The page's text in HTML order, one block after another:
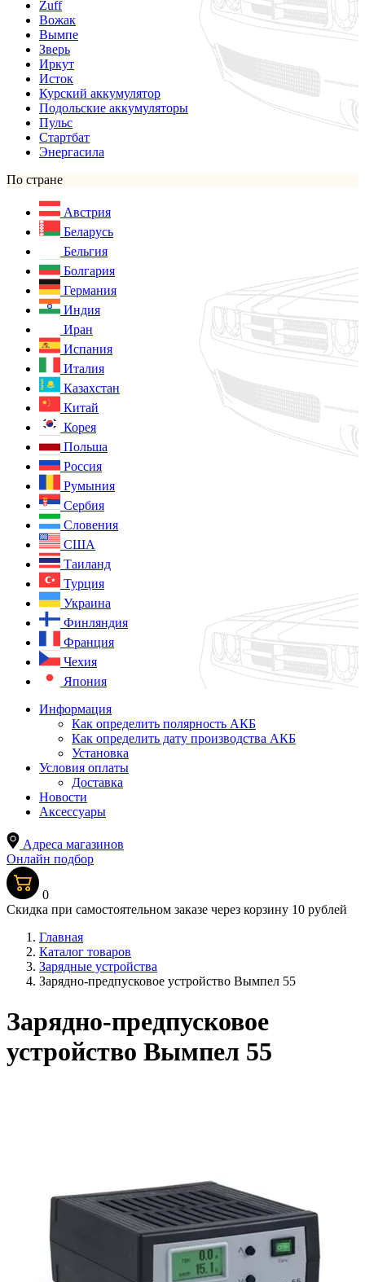
Zuff
Вожак
Вымпе
Зверь
Иркут
Исток
Курский аккумулятор
Подольские аккумуляторы
Пульс
Стартбат
Энергасила
По стране
Австрия
Беларусь
Бельгия
Болгария
Германия
Индия
Иран
Испания
Италия
Казахстан
Китай
Корея
Польша
Россия
Румыния
Сербия
Словения
США
Таиланд
Турция
Украина
Финляндия
Франция
Чехия
Япония
Информация
Как определить полярность АКБ
Как определить дату производства АКБ
Установка
Условия оплаты
Доставка
Новости
Аксессуары
Адреса магазинов
Онлайн подбор
0
Скидка при самостоятельном заказе через корзину 10 рублей
Главная
Каталог товаров
Зарядные устройства
Зарядно-предпусковое устройство Вымпел 55
Зарядно-предпусковое
устройство Вымпел 55